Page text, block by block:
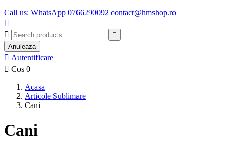
Call us: WhatsApp 0766290092 contact@hmshop.ro



Anuleaza
 Autentificare
 Cos 0
Acasa
Articole Sublimare
Cani
Cani